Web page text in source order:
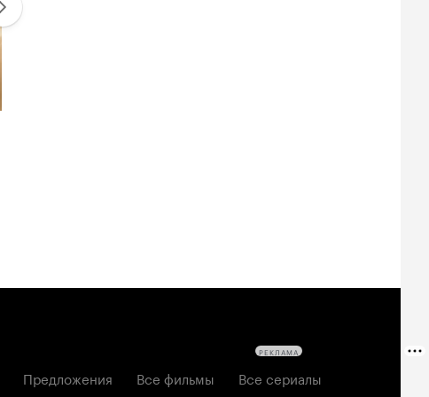
Предложения Все фильмы
Все сериалы
РЕКЛАМА